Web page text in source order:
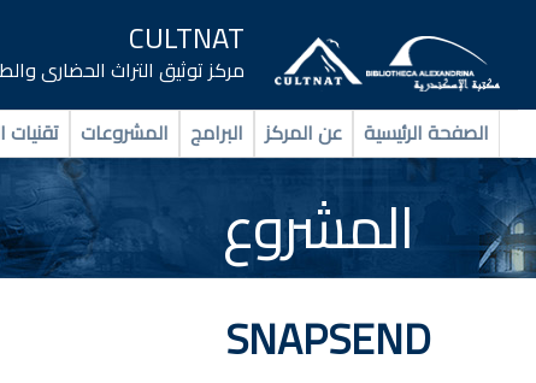
CULTNAT
مركز توثيق التراث الحضارى
الصفحة الرئيسية عن المركز البرامج المشروعات تقنيات
المشروع
SNAPSEND